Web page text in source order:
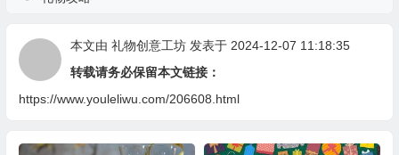
本文由 礼物创意工坊发表于 2024-12-07 11:18:35
转载请务必保留本文链接：
https://www.youleliwu.com/206608.html